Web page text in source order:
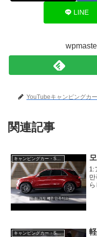
LINE
YouTubeキャンピングカ
関連記事
1:
キャンピングカー・SUV人気車種